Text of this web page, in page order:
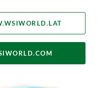
Experiencia